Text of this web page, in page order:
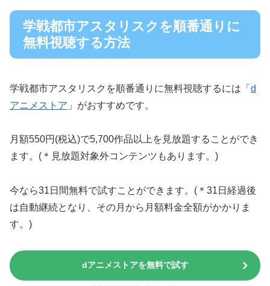
学戦都市アスタリスクを順番通りに
無料視聴する方法
学戦都市アスタリスクを順番通りに無料視聴するには「 d
アニメストア 」がおすすめです。
月額550円(税込)で5,700作品以上を見放題することができ
ます。(＊見放題対象外コンテンツもあります。)
今なら31日間無料で試すことができます。(＊31日経過後
は自動継続となり、その月から月額料金全額がかかりま
す。)
dアニメストアを無料で試す